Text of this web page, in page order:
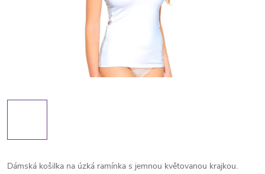
Dámská košilka na úzká ramínka s jemnou květovanou krajkou.